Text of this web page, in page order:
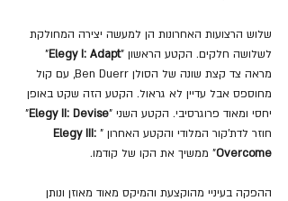
שלוש הרצועות האחרונות הן למעשה יצירה המחולקת
לשלושה חלקים. הקטע הראשון "Elegy I: Adapt
"
מראה צד קצת שונה של הסולן Ben Duerr, עם קול
מחוספס אבל עדיין לא גראול. הקטע הזה שקט באופן
יחסי ומאוד פרוגרסיבי. הקטע השני "Elegy II: Devise
"
חוזר לדת'קור המלודי והקטע האחרון " Elegy III:
Overcome" ממשיך את הקו של קודמו.
ההפקה בעיניי מהוקצעת והמיקס מאוד מאוזן ונותן